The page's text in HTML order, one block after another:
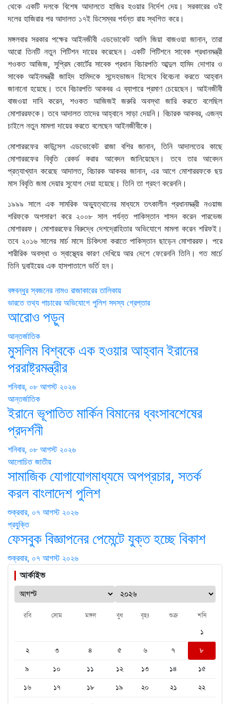
থেকে একটি দলকে বিশেষ আদালতে হাজির হওয়ার নির্দেশ দেয়। সরকারের ওই
দলের হাজিরার পর আদালত ১৭ই ডিসেম্বর পর্যন্ত রায় স্থগিত করে।
মঙ্গলবার সরকার পক্ষের আইনজীবী এডভোকেট আলি জিয়া বাজওয়া জানান, তারা
আরো তিনটি নতুন পিটিশন দায়ের করেছেন। একটি পিটিশনে সাবেক প্রধানমন্ত্রী
শওকত আজিজ, সুপ্রিম কোর্টের সাবেক প্রধান বিচারপতি আব্দুল হামিদ দোগার ও
সাবেক আইনমন্ত্রী জাহিদ হামিদকে সন্দেহভাজন হিসেবে বিবেচনা করতে আহ্বান
জানানো হয়েছে। তবে বিচারপতি আকবর এ ব্যাপারে প্রমাণ চেয়েছেন। আইনজীবী
বাজওয়া দাবি করেন, শওকত আজিজই জরুরি অবস্থা জারি করতে বলেছিল
মোশাররফকে। তবে আদালত তাদের আহ্বানে সাড়া দেয়নি। বিচারক আকবর, এজন্য
চাইলে নতুন মামলা দায়ের করতে বলেছেন আইনজীবীকে।
মোশাররফের কাউন্সেল এডভোকেট রাজা বশির জানান, তিনি আদালতের কাছে
মোশাররফের বিবৃতি রেকর্ড করার আবেদন জানিয়েছেন। তবে তার আবেদন
প্রত্যাখ্যান করেছে আদালত, বিচারক আকবর জানান, এর আগে মোশাররফকে ছয়
মাস বিবৃতি জমা দেয়ার সুযোগ দেয়া হয়েছে। তিনি তা গ্রহণ করেননি।
১৯৯৯ সালে এক সামরিক অভ্যুত্থানের মাধ্যমে তৎকালীন প্রধানমন্ত্রী নওয়াজ
শরিফকে অপসারণ করে ২০০৮ সাল পর্যন্ত পাকিস্তান শাসন করেন পারভেজ
মোশাররফ। মোশাররফের বিরুদ্ধে দেশদ্রোহিতার অভিযোগে মামলা করেন শরিফই।
তবে ২০১৬ সালের মার্চ মাসে চিকিৎসা করাতে পাকিস্তান ছাড়েন মোশাররফ। পরে
শারীরিক অবস্থা ও স্বাস্থ্যের কারণ দেখিয়ে আর দেশে ফেরেননি তিনি। গত মার্চে
তিনি দুবাইয়ের এক হাসপাতালে ভর্তি হন।
Post
navigation
বঙ্গবন্ধুর স্বজনের নামও রাজাকারের তালিকায়
ভারতে তথ্য পাচারের অভিযোগে পুলিশ সদস্য গ্রেপ্তার
আরোও পড়ুন
আন্তর্জাতিক
মুসলিম বিশ্বকে এক হওয়ার আহ্বান ইরানের
পররাষ্ট্রমন্ত্রীর
শনিবার, ০৮ আগস্ট ২০২৬
আন্তর্জাতিক
ইরানে ভূপাতিত মার্কিন বিমানের ধ্বংসাবশেষের
প্রদর্শনী
শনিবার, ০৮ আগস্ট ২০২৬
আলোচিত জাতীয়
সামাজিক যোগাযোগমাধ্যমে অপপ্রচার, সতর্ক
করল বাংলাদেশ পুলিশ
শুক্রবার, ০৭ আগস্ট ২০২৬
প্রযুক্তি
ফেসবুক বিজ্ঞাপনের পেমেন্টে যুক্ত হচ্ছে বিকাশ
শুক্রবার, ০৭ আগস্ট ২০২৬
আর্কাইভ
রবি সোম মঙ্গল বুধ বৃহঃ শুক্র শনি
১
২
৩ ৪ ৫ ৬ ৭
৮
৯
১০ ১১ ১২ ১৩ ১৪
১৫
১৬
১৭ ১৮ ১৯ ২০ ২১
২২